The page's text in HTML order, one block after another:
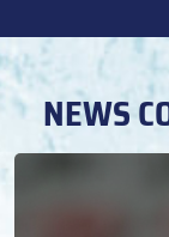
NEWS